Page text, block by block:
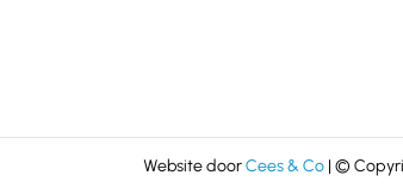
Website doorCees & Co| ©